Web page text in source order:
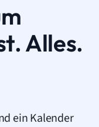
Alles.
ein Kalender